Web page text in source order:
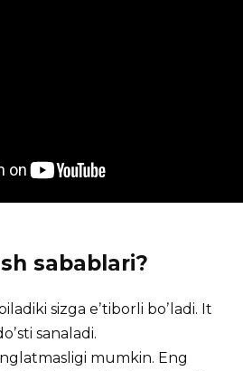
sabablari?
sizga eʼtiborli boʼladi. It
sanaladi.
mumkin. Eng